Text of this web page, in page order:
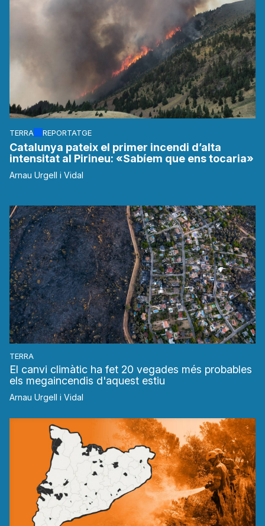
TERRA REPORTATGE
Catalunya pateix el primer incendi d’alta
intensitat al Pirineu: «Sabíem que ens tocaria»
Arnau Urgell i Vidal
TERRA
El canvi climàtic ha fet 20 vegades més probables
els megaincendis d'aquest estiu
Arnau Urgell i Vidal